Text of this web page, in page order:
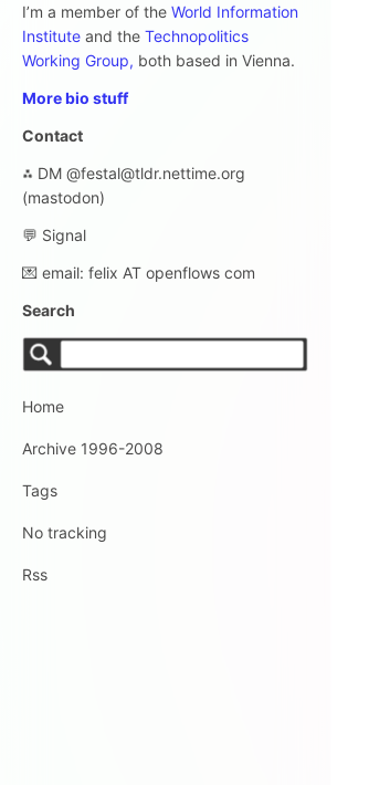
I’m a member of the World Information
Institute and the Technopolitics
Working Group, both based in Vienna.
More bio stuff
Contact
⁂ DM @festal@tldr.nettime.org
(mastodon)
💬 Signal
💌 email: felix AT openflows com
Search
Home
Archive 1996-2008
Tags
No tracking
Rss